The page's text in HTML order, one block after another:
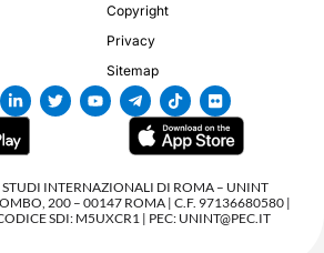
Copyright
Privacy
Sitemap
STUDI INTERNAZIONALI DI ROMA – UNINT
200 – 00147 ROMA | C.F. 97136680580 |
SDI: M5UXCR1 | PEC: UNINT@PEC.IT